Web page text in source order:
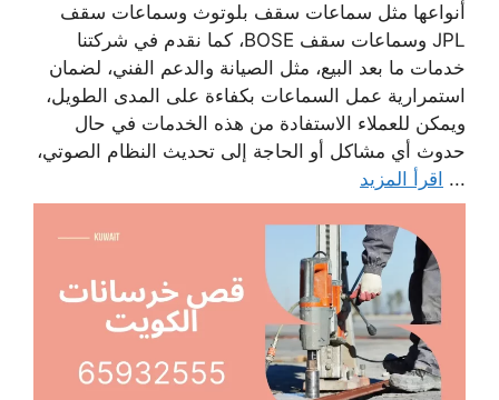
أنواعها مثل سماعات سقف بلوتوث وسماعات سقف
JPL وسماعات سقف BOSE، كما نقدم في شركتنا
خدمات ما بعد البيع، مثل الصيانة والدعم الفني، لضمان
استمرارية عمل السماعات بكفاءة على المدى الطويل،
ويمكن للعملاء الاستفادة من هذه الخدمات في حال
حدوث أي مشاكل أو الحاجة إلى تحديث النظام الصوتي،
... اقرأ المزيد